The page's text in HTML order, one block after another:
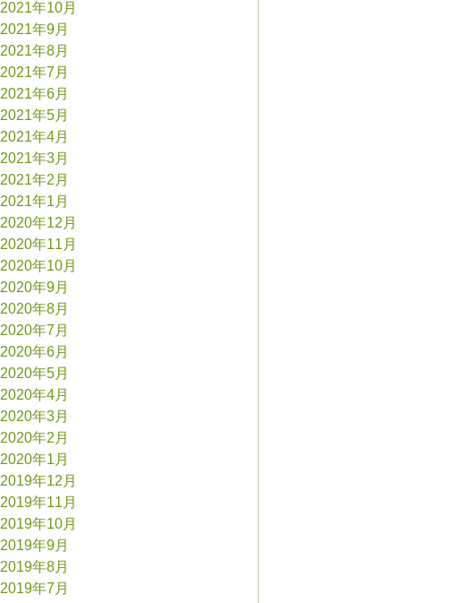
2021年10月
2021年9月
2021年8月
2021年7月
2021年6月
2021年5月
2021年4月
2021年3月
2021年2月
2021年1月
2020年12月
2020年11月
2020年10月
2020年9月
2020年8月
2020年7月
2020年6月
2020年5月
2020年4月
2020年3月
2020年2月
2020年1月
2019年12月
2019年11月
2019年10月
2019年9月
2019年8月
2019年7月